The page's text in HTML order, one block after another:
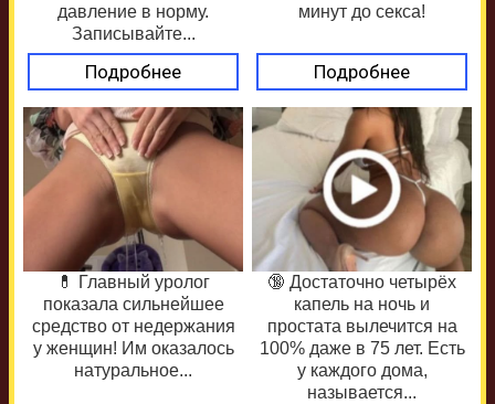
давление в норму.
Записывайте...
Подробнее
минут до секса!
Подробнее
💊 Главный уролог
показала сильнейшее
средство от недержания
у женщин! Им оказалось
натуральное...
🔞 Достаточно четырёх
капель на ночь и
простата вылечится на
100% даже в 75 лет. Есть
у каждого дома,
называется...